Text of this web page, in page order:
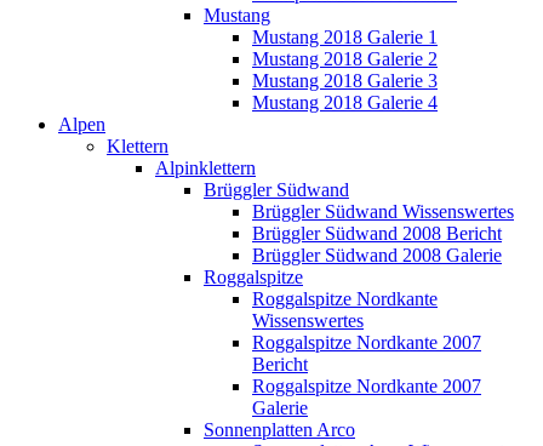
Mustang
Mustang 2018 Galerie 1
Mustang 2018 Galerie 2
Mustang 2018 Galerie 3
Mustang 2018 Galerie 4
Alpen
Klettern
Alpinklettern
Brüggler Südwand
Brüggler Südwand Wissenswertes
Brüggler Südwand 2008 Bericht
Brüggler Südwand 2008 Galerie
Roggalspitze
Roggalspitze Nordkante
Wissenswertes
Roggalspitze Nordkante 2007
Bericht
Roggalspitze Nordkante 2007
Galerie
Sonnenplatten Arco